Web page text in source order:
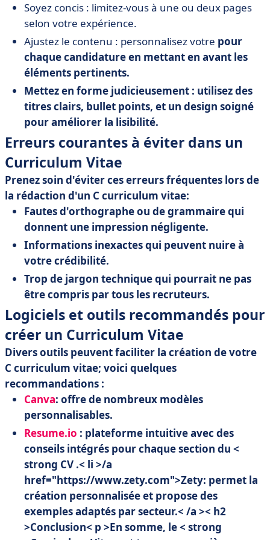
Soyez concis : limitez-vous à une ou deux pages
selon votre expérience.
Ajustez le contenu : personnalisez votre pour
chaque candidature en mettant en avant les
éléments pertinents.
Mettez en forme judicieusement : utilisez des
titres clairs, bullet points, et un design soigné
pour améliorer la lisibilité.
Erreurs courantes à éviter dans un
Curriculum Vitae
Prenez soin d'éviter ces erreurs fréquentes lors de
la rédaction d'un C curriculum vitae:
Fautes d'orthographe ou de grammaire qui
donnent une impression négligente.
Informations inexactes qui peuvent nuire à
votre crédibilité.
Trop de jargon technique qui pourrait ne pas
être compris par tous les recruteurs.
Logiciels et outils recommandés pour
créer un Curriculum Vitae
Divers outils peuvent faciliter la création de votre
C curriculum vitae; voici quelques
recommandations :
Canva: offre de nombreux modèles
personnalisables.
Resume.io : plateforme intuitive avec des
conseils intégrés pour chaque section du <
strong CV .< li >/a
href="https://www.zety.com">Zety: permet la
création personnalisée et propose des
exemples adaptés par secteur.< /a >< h2
>Conclusion< p >En somme, le < strong